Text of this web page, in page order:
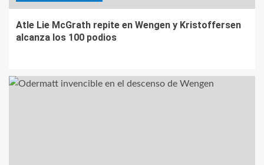
Atle Lie McGrath repite en Wengen y Kristoffersen
alcanza los 100 podios